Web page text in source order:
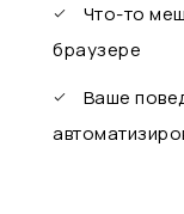
Что-то
браузере
Ваше